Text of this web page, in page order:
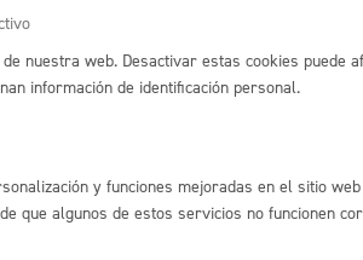
nuestra web. Desactivar estas cookies puede
información de identificación personal.
y funciones mejoradas en el sitio
que algunos de estos servicios no funcionen